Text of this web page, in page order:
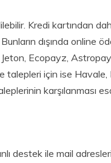
Kredi kartından
dışında online
Ecopayz,
talepleri için ise
karşılanması
destek ile mail
2020